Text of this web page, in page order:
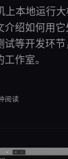
上本地运行
绍如何用它
试等开发环
作室。
阅读